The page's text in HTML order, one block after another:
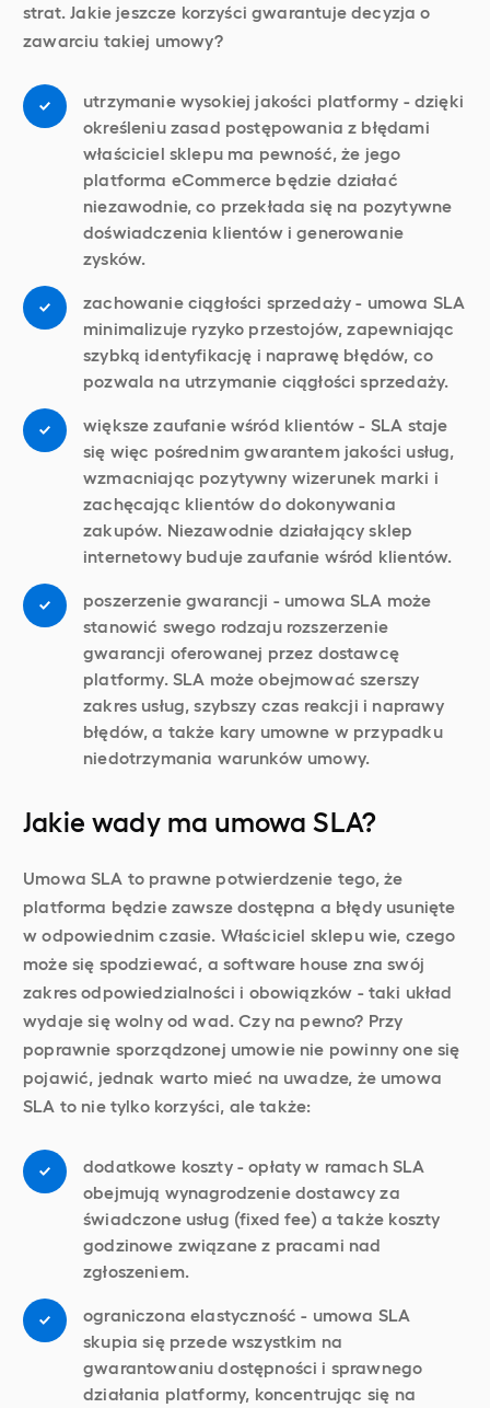
strat. Jakie jeszcze korzyści gwarantuje decyzja o
zawarciu takiej umowy?
utrzymanie wysokiej jakości platformy - dzięki
określeniu zasad postępowania z błędami
właściciel sklepu ma pewność, że jego
platforma eCommerce będzie działać
niezawodnie, co przekłada się na pozytywne
doświadczenia klientów i generowanie
zysków.
zachowanie ciągłości sprzedaży - umowa SLA
minimalizuje ryzyko przestojów, zapewniając
szybką identyfikację i naprawę błędów, co
pozwala na utrzymanie ciągłości sprzedaży.
większe zaufanie wśród klientów - SLA staje
się więc pośrednim gwarantem jakości usług,
wzmacniając pozytywny wizerunek marki i
zachęcając klientów do dokonywania
zakupów. Niezawodnie działający sklep
internetowy buduje zaufanie wśród klientów.
poszerzenie gwarancji - umowa SLA może
stanowić swego rodzaju rozszerzenie
gwarancji oferowanej przez dostawcę
platformy. SLA może obejmować szerszy
zakres usług, szybszy czas reakcji i naprawy
błędów, a także kary umowne w przypadku
niedotrzymania warunków umowy.
Jakie wady ma umowa SLA?
Umowa SLA to prawne potwierdzenie tego, że
platforma będzie zawsze dostępna a błędy usunięte
w odpowiednim czasie. Właściciel sklepu wie, czego
może się spodziewać, a software house zna swój
zakres odpowiedzialności i obowiązków - taki układ
wydaje się wolny od wad. Czy na pewno? Przy
poprawnie sporządzonej umowie nie powinny one się
pojawić, jednak warto mieć na uwadze, że umowa
SLA to nie tylko korzyści, ale także:
dodatkowe koszty - opłaty w ramach SLA
obejmują wynagrodzenie dostawcy za
świadczone usług (fixed fee) a także koszty
godzinowe związane z pracami nad
zgłoszeniem.
ograniczona elastyczność - umowa SLA
skupia się przede wszystkim na
gwarantowaniu dostępności i sprawnego
działania platformy, koncentrując się na